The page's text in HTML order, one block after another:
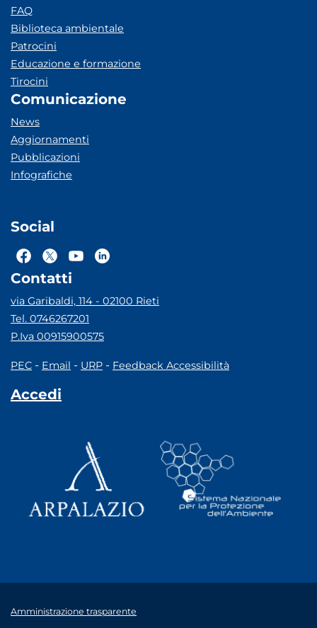
FAQ
Biblioteca ambientale
Patrocini
Educazione e formazione
Tirocini
Comunicazione
News
Aggiornamenti
Pubblicazioni
Infografiche
Social
Contatti
via Garibaldi, 114 - 02100 Rieti
Tel. 0746267201
P.Iva 00915900575
PEC - Email - URP - Feedback Accessibilità
Accedi
Amministrazione trasparente